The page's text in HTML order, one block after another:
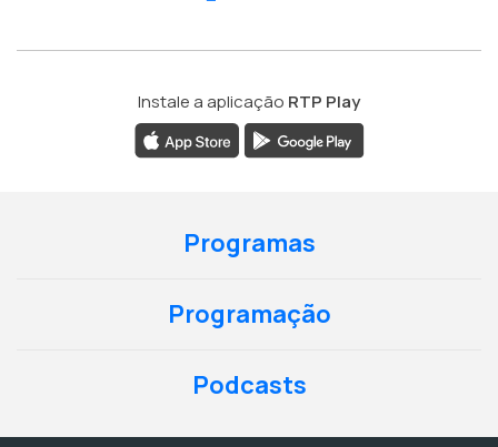
Instale a aplicação RTP Play
Programas
Programação
Podcasts